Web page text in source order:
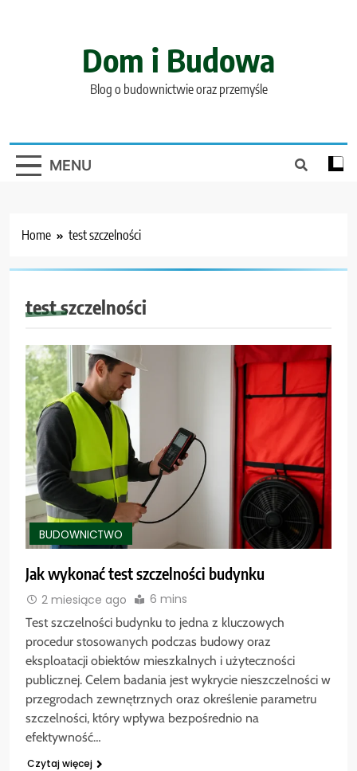
Dom i Budowa
Blog o budownictwie oraz przemyśle
MENU
Home test szczelności
test szczelności
BUDOWNICTWO
Jak wykonać test szczelności budynku
2 miesiące ago 6 mins
Test szczelności budynku to jedna z kluczowych
procedur stosowanych podczas budowy oraz
eksploatacji obiektów mieszkalnych i użyteczności
publicznej. Celem badania jest wykrycie nieszczelności w
przegrodach zewnętrznych oraz określenie parametru
szczelności, który wpływa bezpośrednio na
efektywność…
Czytaj więcej